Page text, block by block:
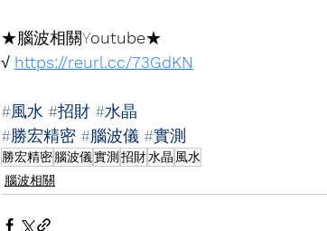
★腦波相關Youtube★
√ https://reurl.cc/73GdKN
#風水 #招財 #水晶
#勝宏精密 #腦波儀 #實測
勝宏精密腦波儀實測招財水晶 風水
腦波相關